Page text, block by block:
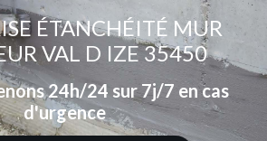
ÉTANCHÉITÉ MUR
VAL D IZE 35450
24h/24 sur 7j/7 en cas
d'urgence